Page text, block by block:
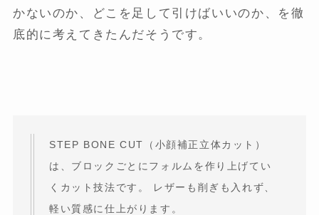
かないのか、どこを足して引けばいいのか、を徹
底的に考えてきたんだそうです。
STEP BONE CUT（小顔補正立体カット）
は、ブロックごとにフォルムを作り上げてい
くカット技法です。 レザーも削ぎも入れず、
軽い質感に仕上がります。